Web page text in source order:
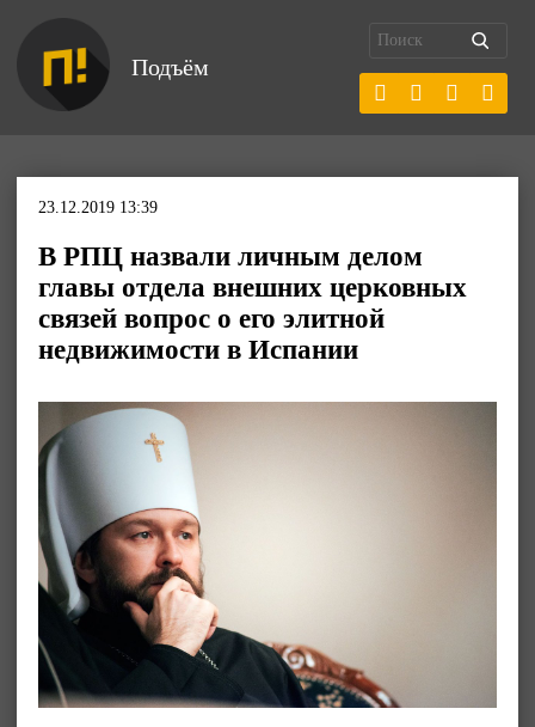
Подъём
23.12.2019 13:39
В РПЦ назвали личным делом
главы отдела внешних церковных
связей вопрос о его элитной
недвижимости в Испании